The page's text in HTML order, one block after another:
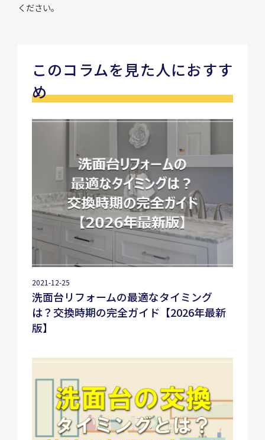
ください。
このコラムを見た人におすす
め
2021-12-25
洗面台リフォームの最適なタイミング
は？交換時期の完全ガイド【2026年最新
版】